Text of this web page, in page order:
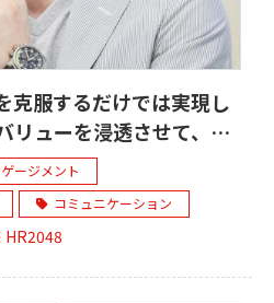
克服するだけでは実現し
リューを浸透させて、文
ジャパン株式会社
ージメント
コミュニケーション
HR2048